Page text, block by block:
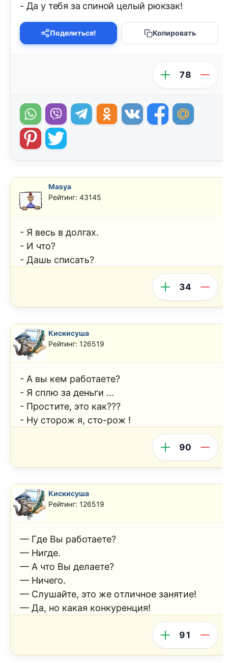
- Да у тебя за спиной целый рюкзак!
Поделиться! Копировать
78
Masya
Рейтинг: 43145
- Я весь в долгах.
- И что?
- Дашь списать?
34
Кискисуша
Рейтинг: 126519
- А вы кем работаете?
- Я сплю за деньги ...
- Простите, это как???
- Ну сторож я, сто-рож !
90
Кискисуша
Рейтинг: 126519
— Где Вы работаeте?
— Нигде.
— А что Вы делаете?
— Ничего.
— Слушайте, это же oтличное занятие!
— Да, но какая конкуренция!
91